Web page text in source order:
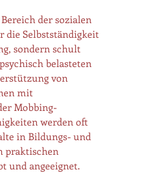
der sozialen
Selbstständigkeit
sondern schult
belasteten
von
mit
Mobbing-
werden oft
in Bildungs- und
praktischen
und angeeignet.